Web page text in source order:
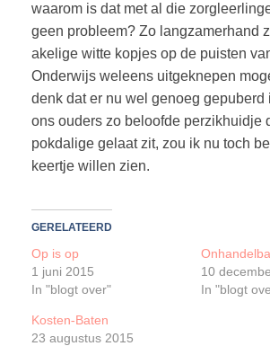
waarom is dat met al die
geen probleem? Zo langzamerhand
akelige witte kopjes op de puisten
Onderwijs weleens uitgeknepen
denk dat er nu wel genoeg gepuberd
ons ouders zo beloofde perzikhuidje
pokdalige gelaat zit, zou ik nu toch
keertje willen zien.
GERELATEERD
Op is op
1 juni 2015
In "blogt over"
10
In "blogt
Kosten-Baten
23 augustus 2015